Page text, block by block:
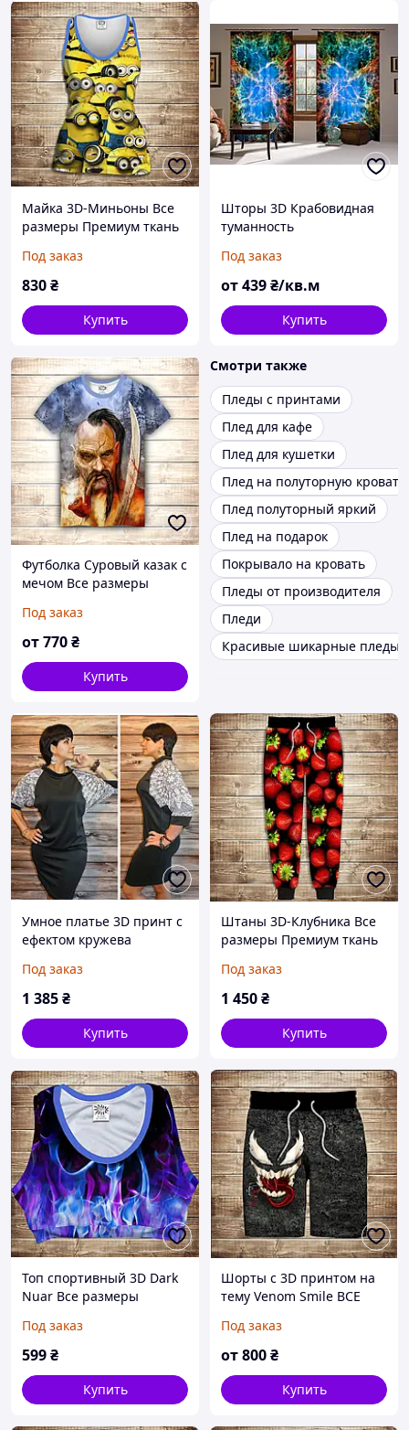
Майка 3D-Миньоны Все
размеры Премиум ткань
Под заказ
830₴
Купить
Шторы 3D Крабовидная
туманность
Под заказ
от439₴/кв.м
Купить
Футболка Суровый казак с
мечом Все размеры
Под заказ
от770₴
Купить
Смотри также
Пледы с принтами
Плед для кафе
Плед для кушетки
Плед на полуторную кровать
Плед полуторный яркий
Плед на подарок
Покрывало на кровать
Пледы от производителя
Пледи
Красивые шикарные пледы
Умное платье 3D принт с
ефектом кружева
размеры Премиум ткань
Под заказ
1 385₴
Купить
Штаны 3D-Клубника Все
размеры Премиум ткань
Под заказ
1 450₴
Купить
Топ спортивный 3D Dark
Nuar Все размеры
Под заказ
599₴
Купить
Шорты с 3D принтом на
тему Venom Smile ВСЕ
Под заказ
от800₴
Купить